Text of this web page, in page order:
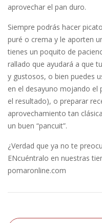
aprovechar el pan duro.
Siempre podrás hacer
puré o crema y le aporten
tienes un poquito de
rallado que ayudará a que
y gustosos, o bien puedes
en el desayuno mojando el
el resultado), o preparar
aprovechamiento tan
un buen “pancuit”.
¿Verdad que ya no te
ENcuéntralo en nuestras
pomaronline.com